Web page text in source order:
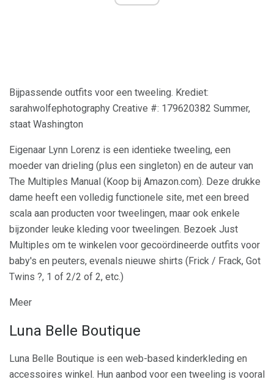
Bijpassende outfits voor een tweeling. Krediet:
sarahwolfephotography Creative #: 179620382 Summer,
staat Washington
Eigenaar Lynn Lorenz is een identieke tweeling, een
moeder van drieling (plus een singleton) en de auteur van
The Multiples Manual (Koop bij Amazon.com). Deze drukke
dame heeft een volledig functionele site, met een breed
scala aan producten voor tweelingen, maar ook enkele
bijzonder leuke kleding voor tweelingen. Bezoek Just
Multiples om te winkelen voor gecoördineerde outfits voor
baby's en peuters, evenals nieuwe shirts (Frick / Frack, Got
Twins ?, 1 of 2/2 of 2, etc.)
Meer
Luna Belle Boutique
Luna Belle Boutique is een web-based kinderkleding en
accessoires winkel. Hun aanbod voor een tweeling is vooral